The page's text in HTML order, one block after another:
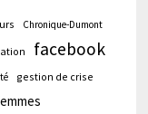
Chronique-Dumont
facebook
gestion de crise